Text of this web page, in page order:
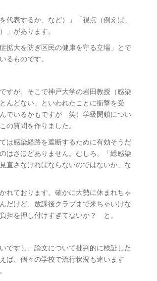
表するか、など）」「視点（例えば、
」があります。
拡大を防ぎ区民の健康を守る立場」とで
るものです。
すが、そこで神戸大学の岩田教授（感染
んどない」といわれたことに衝撃を受
でいるかもですが 笑）学級閉鎖につい
の質問を作りました。
は感染経路を遮断するために有効そうだ
はさほどありません。むしろ、「総感染
直さなければならないのではないか」な
れております。確かに大勢に休まれちゃ
だけど、放課後クラブまで来ちゃいけな
担を押し付けすぎてないか？ と。
ですし、論文について批判的に検証した
ば、個々の学校で流行状況も違います